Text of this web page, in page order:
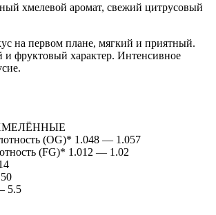
хмелевой аромат, свежий цитрусовый
на первом плане, мягкий и приятный.
фруктовый характер. Интенсивное
(OG)* 1.048 — 1.057
(FG)* 1.012 — 1.02
5.5